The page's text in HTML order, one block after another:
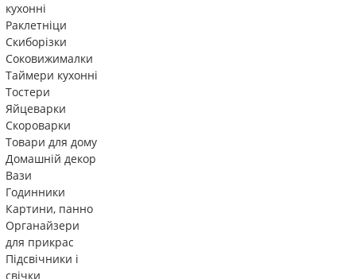
кухонні
Раклетніци
Скиборізки
Соковижималки
Таймери кухонні
Тостери
Яйцеварки
Скороварки
Товари для дому
Домашній декор
Вази
Годинники
Картини, панно
Органайзери
для прикрас
Підсвічники і
свічки